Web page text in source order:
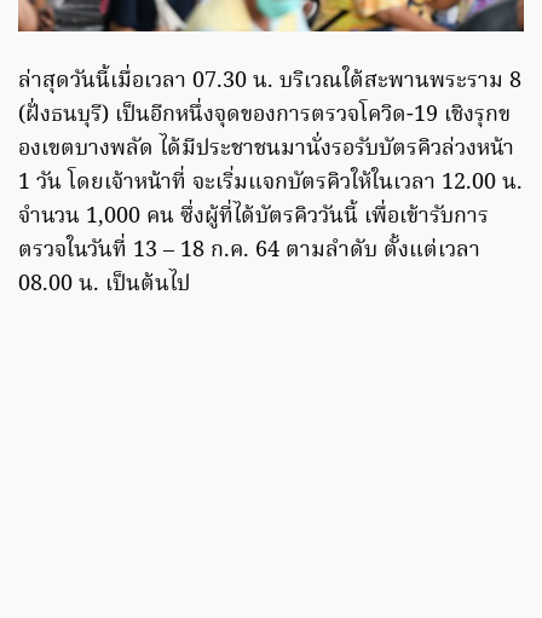
ล่าสุดวันนี้เมื่อเวลา 07.30 น. บริเวณใต้สะพานพระราม 8
(ฝั่งธนบุรี) เป็นอีกหนึ่งจุดของการตรวจโควิด-19 เชิงรุกข
องเขตบางพลัด ได้มีประชาชนมานั่งรอรับบัตรคิวล่วงหน้า
1 วัน โดยเจ้าหน้าที่ จะเริ่มแจกบัตรคิวให้ในเวลา 12.00 น.
จำนวน 1,000 คน ซึ่งผู้ที่ได้บัตรคิววันนี้ เพื่อเข้ารับการ
ตรวจในวันที่ 13 – 18 ก.ค. 64 ตามลำดับ ตั้งแต่เวลา
08.00 น. เป็นต้นไป